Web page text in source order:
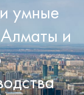
умные
и